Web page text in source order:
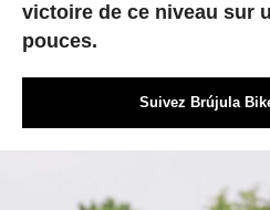
victoire de ce niveau sur
pouces.
Suivez Brújula